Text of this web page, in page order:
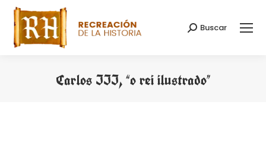
Search:
Buscar
Carlos III, “o rei ilustrado”